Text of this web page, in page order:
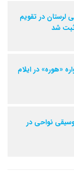
لرستان در تقویم
شد
«هوره» در ایلام
نواحی در